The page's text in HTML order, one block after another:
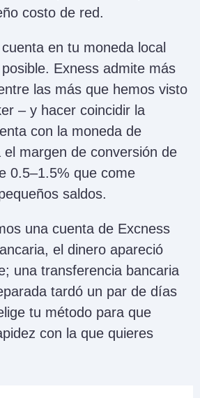
costo de red.
en tu moneda local
Exness admite más
las más que hemos visto
– y hacer coincidir la
con la moneda de
el margen de conversión de
0.5–1.5% que come
saldos.
una cuenta de Excness
el dinero apareció
una transferencia bancaria
tardó un par de días
tu método para que
con la que quieres